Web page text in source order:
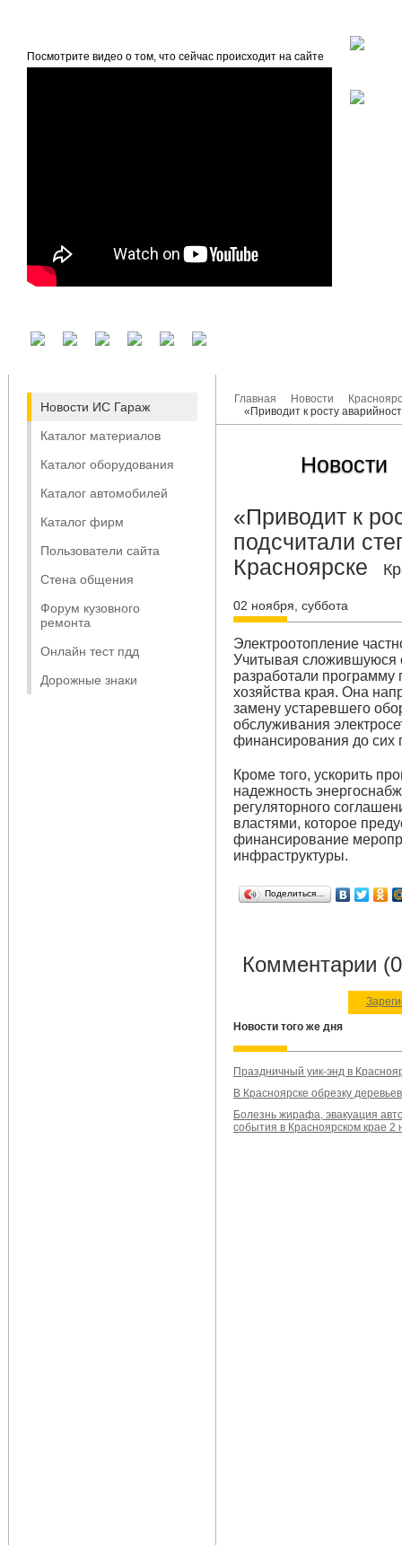
Посмотрите видео о том, что сейчас происходит на сайте
Новости ИС Гараж
Каталог материалов
Каталог оборудования
Каталог автомобилей
Каталог фирм
Пользователи сайта
Стена общения
Форум кузовного
ремонта
Онлайн тест пдд
Дорожные знаки
Главная Новости
«Приводит к росту
Новости
«Приводит к
подсчитали
Красноярске
02 ноября, суббота
Электроотопление
Учитывая сложившуюся
разработали программу
хозяйства края. Она
замену устаревшего
обслуживания
финансирования до сих
Кроме того, ускорить
надежность
регуляторного
властями, которое
финансирование
инфраструктуры.
Поделиться…
Комментарии
Новости того же дня
Праздничный уик-энд в
В Красноярске обрезку
Болезнь жирафа, эвакуация
события в Красноярском крае 2